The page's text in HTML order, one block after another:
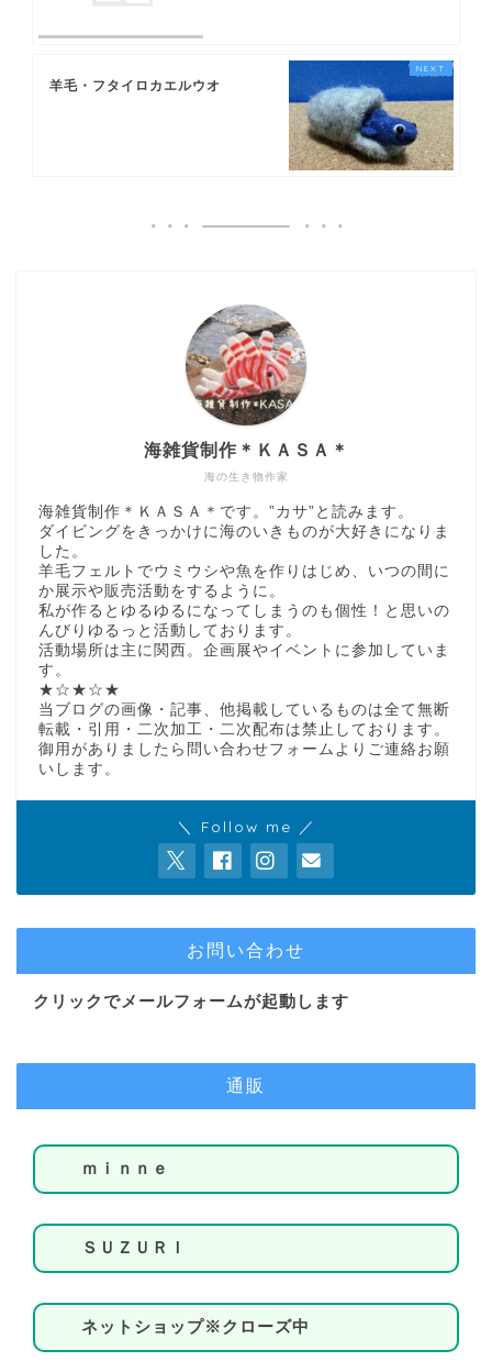
羊毛・フタイロカエルウオ
海の生き物作家
海雑貨制作＊ＫＡＳＡ＊
海雑貨制作＊ＫＡＳＡ＊です。”カサ”と読みます。
ダイビングをきっかけに海のいきものが大好きになりま
した。
羊毛フェルトでウミウシや魚を作りはじめ、いつの間に
か展示や販売活動をするように。
私が作るとゆるゆるになってしまうのも個性！と思いの
んびりゆるっと活動しております。
活動場所は主に関西。企画展やイベントに参加していま
す。
★☆★☆★
当ブログの画像・記事、他掲載しているものは全て無断
転載・引用・二次加工・二次配布は禁止しております。
御用がありましたら問い合わせフォームよりご連絡お願
いします。
＼ Follow me ／
お問い合わせ
クリックでメールフォームが起動します
通販
ｍｉｎｎｅ
ＳＵＺＵＲＩ
ネットショップ※クローズ中